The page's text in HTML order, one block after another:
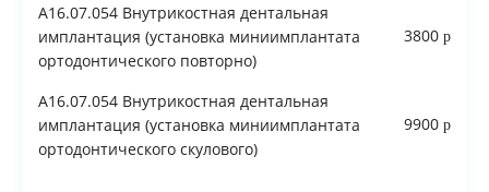
A16.07.054 Внутрикостная дентальная
имплантация (установка миниимплантата
ортодонтического повторно)
3800
A16.07.054 Внутрикостная дентальная
имплантация (установка миниимплантата
ортодонтического скулового)
9900